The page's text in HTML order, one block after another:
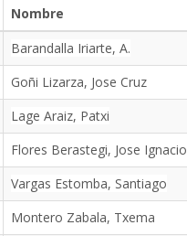
Nombre
Barandalla Iriarte, A.
Goñi Lizarza, Jose Cruz
Lage Araiz, Patxi
Flores Berastegi, Jose Ignacio
Vargas Estomba, Santiago
Montero Zabala, Txema